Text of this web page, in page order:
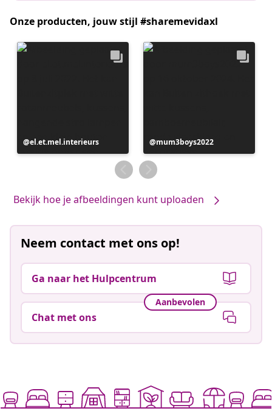
Onze producten, jouw stijl #sharemevidaxl
Bericht
gepubliceerd
el.et.mel.interieurs
Bericht
gepubliceerd
door
mum3boys2022
Bekijk hoe je afbeeldingen kunt uploaden
Neem contact met ons op!
Ga naar het Hulpcentrum
Aanbevolen
Chat met ons